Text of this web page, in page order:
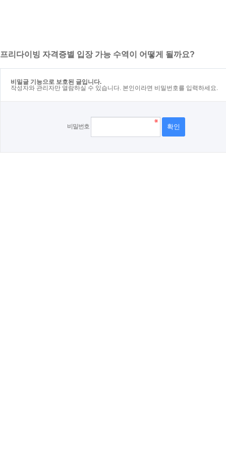
프리다이빙 자격증별 입장 가능 수역이 어떻게 될까요?
비밀글 기능으로 보호된 글입니다.
작성자와 관리자만 열람하실 수 있습니다. 본인이라면 비밀번호를 입력하세요.
비밀번호